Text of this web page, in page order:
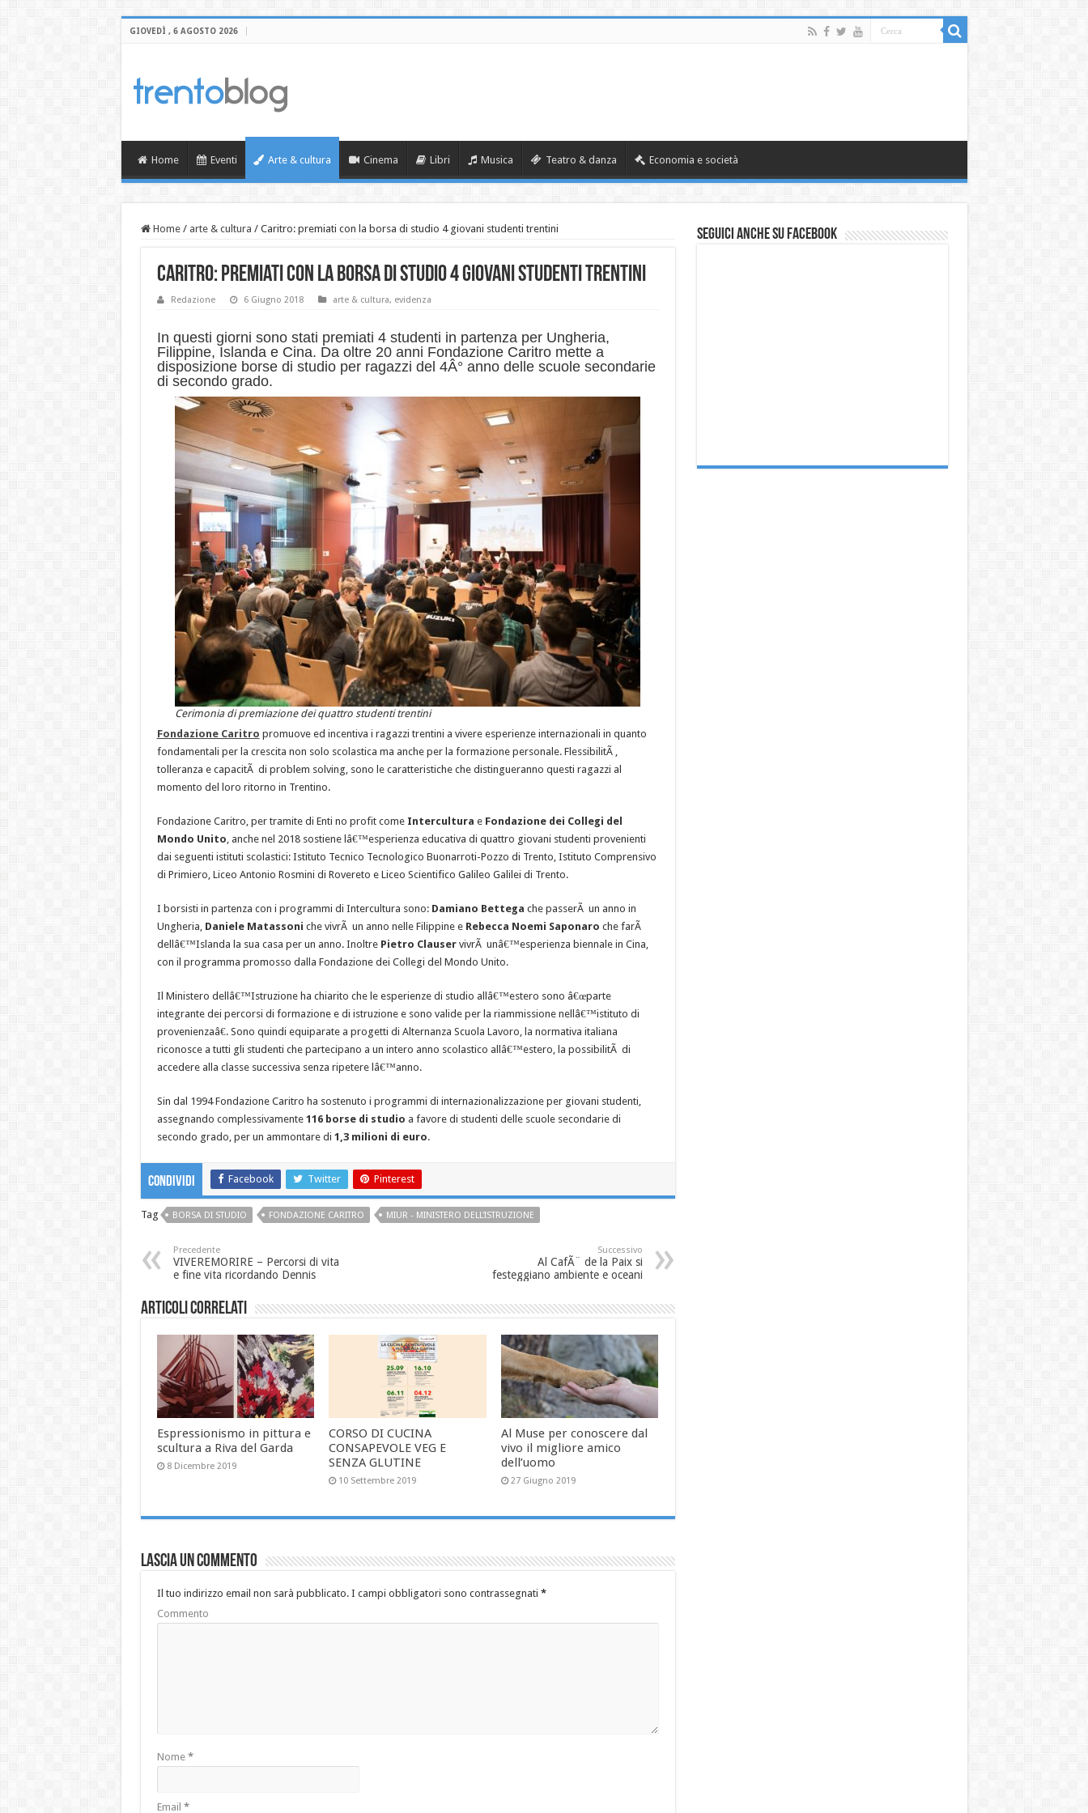
GIOVEDÌ , 6 AGOSTO 2026
Home Eventi Arte & cultura Cinema Libri Musica Teatro & danza Economia e società
Home / arte & cultura / Caritro: premiati con la borsa di studio 4 giovani studenti trentini
Caritro: premiati con la borsa di studio 4 giovani studenti trentini
Redazione 6 Giugno 2018 arte & cultura, evidenza
In questi giorni sono stati premiati 4 studenti in partenza per Ungheria,
Filippine, Islanda e Cina. Da oltre 20 anni Fondazione Caritro mette a
disposizione borse di studio per ragazzi del 4Â° anno delle scuole secondarie
di secondo grado.
Cerimonia di premiazione dei quattro studenti trentini
Fondazione Caritro promuove ed incentiva i ragazzi trentini a vivere esperienze internazionali in quanto
fondamentali per la crescita non solo scolastica ma anche per la formazione personale. FlessibilitÃ ,
tolleranza e capacitÃ di problem solving, sono le caratteristiche che distingueranno questi ragazzi al
momento del loro ritorno in Trentino.
Fondazione Caritro, per tramite di Enti no profit comeIntercultura e Fondazione dei Collegi del
Mondo Unito , anche nel 2018 sostiene lâ€™esperienza educativa di quattro giovani studenti provenienti
dai seguenti istituti scolastici: Istituto Tecnico Tecnologico Buonarroti-Pozzo di Trento, Istituto Comprensivo
di Primiero, Liceo Antonio Rosmini di Rovereto e Liceo Scientifico Galileo Galilei di Trento.
I borsisti in partenza con i programmi di Intercultura sono: Damiano Bettega che passerÃ un anno in
Ungheria, Daniele Matassoni che vivrÃ un anno nelle Filippine e Rebecca Noemi Saponaro che farÃ
dellâ€™Islanda la sua casa per un anno. Inoltre Pietro ClauservivrÃ unâ€™esperienza biennale in Cina,
con il programma promosso dalla Fondazione dei Collegi del Mondo Unito.
Il Ministero dellâ€™Istruzione ha chiarito che le esperienze di studio allâ€™estero sono â€œparte
integrante dei percorsi di formazione e di istruzione e sono valide per la riammissione nellâ€™istituto di
provenienzaâ€. Sono quindi equiparate a progetti di Alternanza Scuola Lavoro, la normativa italiana
riconosce a tutti gli studenti che partecipano a un intero anno scolastico allâ€™estero, la possibilitÃ di
accedere alla classe successiva senza ripetere lâ€™anno.
Sin dal 1994 Fondazione Caritro ha sostenuto i programmi di internazionalizzazione per giovani studenti,
assegnando complessivamente 116 borse di studio a favore di studenti delle scuole secondarie di
secondo grado, per un ammontare di 1,3 milioni di euro.
Condividi Facebook Twitter Pinterest
Tag BORSA DI STUDIO FONDAZIONE CARITRO MIUR - MINISTERO DELL'ISTRUZIONE
Precedente
VIVEREMORIRE – Percorsi di vita
e fine vita ricordando Dennis
Successivo
Al CafÃ¨ de la Paix si
festeggiano ambiente e oceani
Articoli correlati
Espressionismo in pittura e
scultura a Riva del Garda
8 Dicembre 2019
CORSO DI CUCINA
CONSAPEVOLE VEG E
SENZA GLUTINE
10 Settembre 2019
Al Muse per conoscere dal
vivo il migliore amico
dell’uomo
27 Giugno 2019
Lascia un commento
Il tuo indirizzo email non sarà pubblicato.I campi obbligatori sono contrassegnati *
Commento
Nome *
Email *
Seguici anche su Facebook